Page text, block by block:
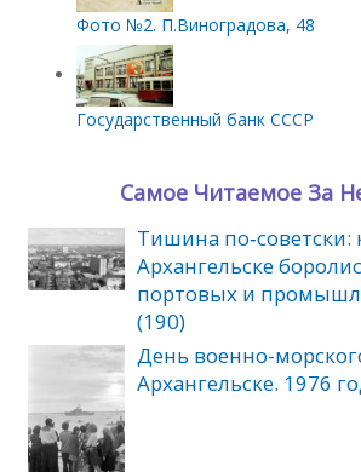
Фото №2. П.Виноградова, 48
Государственный банк СССР
Самое Читаемое За
Тишина по‑советски:
Архангельске
портовых и
(190)
День военно-
Архангельске. 1976